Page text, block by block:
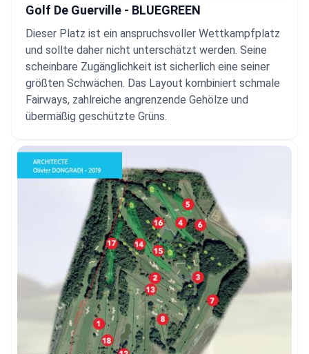
Golf De Guerville - BLUEGREEN
Dieser Platz ist ein anspruchsvoller Wettkampfplatz
und sollte daher nicht unterschätzt werden. Seine
scheinbare Zugänglichkeit ist sicherlich eine seiner
größten Schwächen. Das Layout kombiniert schmale
Fairways, zahlreiche angrenzende Gehölze und
übermäßig geschützte Grüns.